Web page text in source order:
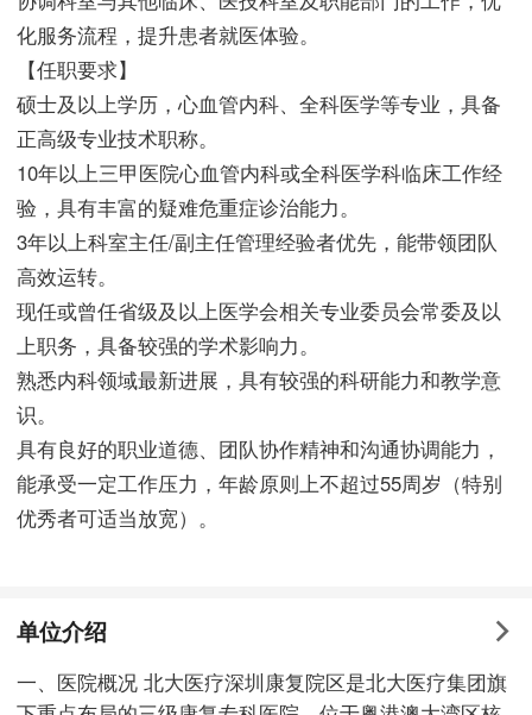
化服务流程，提升患者就医体验。
【任职要求】
硕士及以上学历，心血管内科、全科医学等专业，具备
正高级专业技术职称。
10年以上三甲医院心血管内科或全科医学科临床工作经
验，具有丰富的疑难危重症诊治能力。
3年以上科室主任/副主任管理经验者优先，能带领团队
高效运转。
现任或曾任省级及以上医学会相关专业委员会常委及以
上职务，具备较强的学术影响力。
熟悉内科领域最新进展，具有较强的科研能力和教学意
识。
具有良好的职业道德、团队协作精神和沟通协调能力，
能承受一定工作压力，年龄原则上不超过55周岁（特别
优秀者可适当放宽）。
单位介绍
一、医院概况 北大医疗深圳康复院区是北大医疗集团旗